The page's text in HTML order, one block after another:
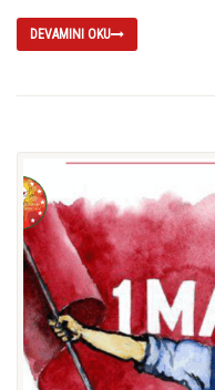
DEVAMINI OKU